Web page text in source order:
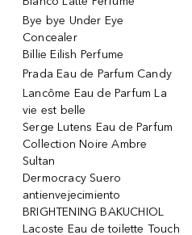
Bye bye Under Eye
Concealer
Billie Eilish Perfume
Prada Eau de Parfum Candy
Lancôme Eau de Parfum La
vie est belle
Serge Lutens Eau de Parfum
Collection Noire Ambre
Sultan
Dermocracy Suero
antienvejecimiento
BRIGHTENING BAKUCHIOL
Lacoste Eau de toilette Touch